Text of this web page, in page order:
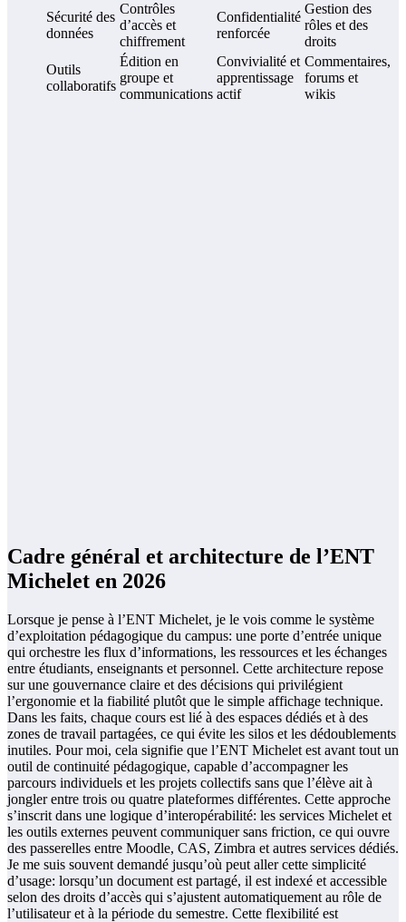
Sécurité des
données
Contrôles
d’accès et
chiffrement
Confidentialité
renforcée
Gestion des
rôles et des
droits
Outils
collaboratifs
Édition en
groupe et
communications
Convivialité et
apprentissage
actif
Commentaires,
forums et
wikis
Cadre général et architecture de l’ENT
Michelet en 2026
Lorsque je pense à l’ENT Michelet, je le vois comme le système
d’exploitation pédagogique du campus: une porte d’entrée unique
qui orchestre les flux d’informations, les ressources et les échanges
entre étudiants, enseignants et personnel. Cette architecture repose
sur une gouvernance claire et des décisions qui privilégient
l’ergonomie et la fiabilité plutôt que le simple affichage technique.
Dans les faits, chaque cours est lié à des espaces dédiés et à des
zones de travail partagées, ce qui évite les silos et les dédoublements
inutiles. Pour moi, cela signifie que l’ENT Michelet est avant tout un
outil de continuité pédagogique, capable d’accompagner les
parcours individuels et les projets collectifs sans que l’élève ait à
jongler entre trois ou quatre plateformes différentes. Cette approche
s’inscrit dans une logique d’interopérabilité: les services Michelet et
les outils externes peuvent communiquer sans friction, ce qui ouvre
des passerelles entre Moodle, CAS, Zimbra et autres services dédiés.
Je me suis souvent demandé jusqu’où peut aller cette simplicité
d’usage: lorsqu’un document est partagé, il est indexé et accessible
selon des droits d’accès qui s’ajustent automatiquement au rôle de
l’utilisateur et à la période du semestre. Cette flexibilité est